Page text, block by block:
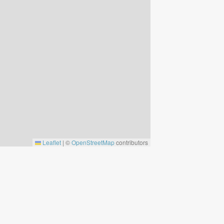
Leaflet | ©OpenStreetMapcontributors